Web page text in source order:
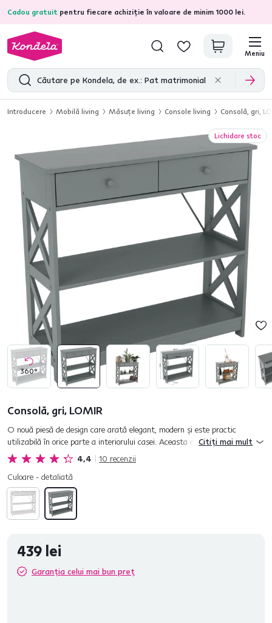
Cadou gratuit pentru fiecare achiziție în valoare de minim 1000 lei.
4,7 31.333recenzii de produs verificate
Meniu
Introducere Mobilă living Măsuţe living Console living Consolă, gri,
360°
Lichidare stoc
Consolă, gri, LOMIR
4,4 10 recenzii
O nouă piesă de design care arată elegant, modern şi este practic
utilizabilă în orice parte a interiorului casei. Aceasta este masa consolă
LOMIR. Un accesoriu frumos şi un ajutor la îndemâ...
Citiți mai mult
Culoare - detaliată
439 lei
Garanția celui mai bun preț